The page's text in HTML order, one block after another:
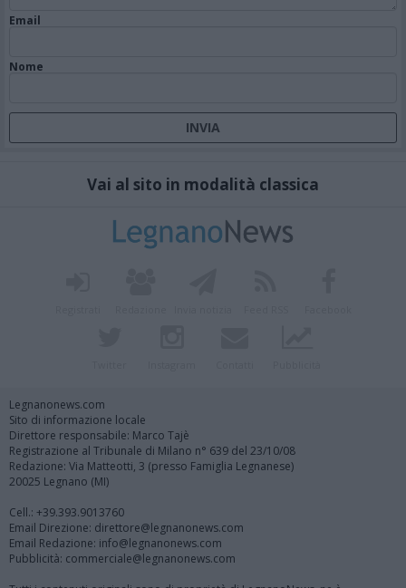
Email
Nome
Vai al sito in modalità classica
Legnanonews.com
Sito di informazione locale
Direttore responsabile: Marco Tajè
Registrazione al Tribunale di Milano n° 639 del 23/10/08
Redazione: Via Matteotti, 3 (presso Famiglia Legnanese)
20025 Legnano (MI)
Cell.: +39.393.9013760
Email Direzione: direttore@legnanonews.com
Email Redazione: info@legnanonews.com
Pubblicità: commerciale@legnanonews.com